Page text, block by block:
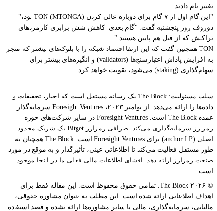
تغییر نام دادند.
"این گام اول از ۷ گام برای دوباره عالی کردن TON (MTONGA) بود،"
دوروف روز پنجشنبه گفت. "گام بعدی: کاهش شش برابری کارمزدهای
تراکنش که از قبل هم پایین هستند."
TON همچنین گفت که این ارتقا اقتصاد شبکه را با بلوک‌های بیشتر که منجر
به افزایش پاداش اعتبار‌سنج‌ها (validators) و انگیزه‌های بیشتر برای
سهام‌گذاری (staking) می‌شود، تقویت خواهد کرد.
سلب مسئولیت: The Block یک رسانه مستقل است که اخبار، تحقیقات و
داده‌ها را ارائه می‌دهد. از نوامبر ۲۰۲۳، Foresight Ventures سرمایه‌گذار
عمده The Block است. Foresight Ventures در سایر شرکت‌های حوزه
رمزارز سرمایه‌گذاری می‌کند. صرافی رمزارز Bitget یک شریک محدود
اصلی (anchor LP) برای Foresight Ventures است. The Block همچنان به
طور مستقل فعالیت می‌کند تا اطلاعاتی عینی، تأثیرگذار و به موقع در مورد
صنعت رمزارز ارائه دهد. افشای اطلاعات مالی فعلی ما در اینجا موجود
است.
© ۲۰۲۶ The Block. تمامی حقوق محفوظ است. این مقاله فقط برای
اهداف اطلاعاتی ارائه شده است. این مطلب به عنوان مشاوره حقوقی،
مالیاتی، سرمایه‌گذاری، مالی یا سایر مشاوره‌ها ارائه نشده و قصد استفاده